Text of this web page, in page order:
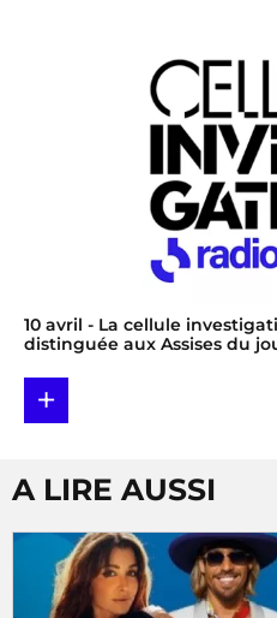
10 avril - La cellule
distinguée aux Assises du
+
A LIRE AUSSI